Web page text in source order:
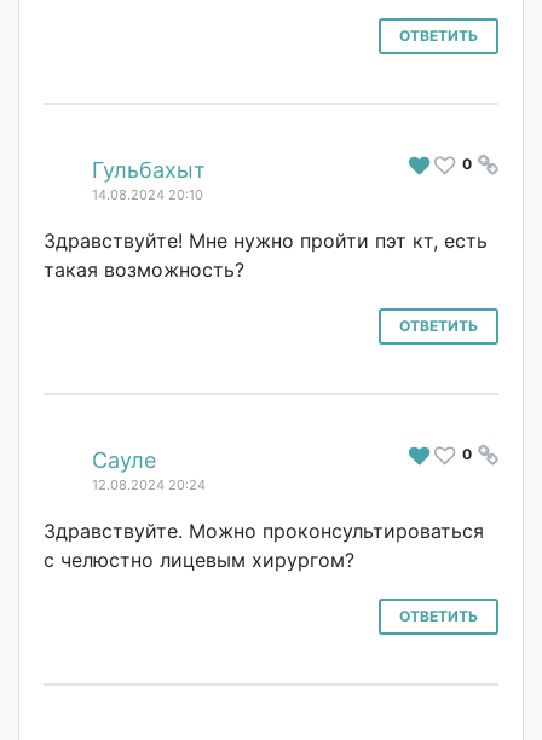
ОТВЕТИТЬ
# 0
Гульбахыт
14.08.2024 20:10
Здравствуйте! Мне нужно пройти пэт кт, есть
такая возможность?
ОТВЕТИТЬ
# 0
Сауле
12.08.2024 20:24
Здравствуйте. Можно проконсультироваться
с челюстно лицевым хирургом?
ОТВЕТИТЬ